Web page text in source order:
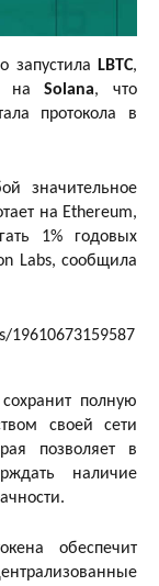
запустила LBTC,
наSolana, что
протокола в
значительное
на Ethereum,
1% годовых
Labs, сообщила
19610673159587
полную
своей сети
позволяет в
наличие
обеспечит